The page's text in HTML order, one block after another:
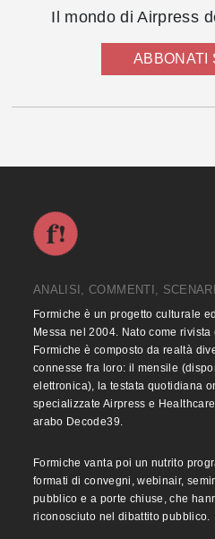
Il mondo di Airpress
ABBONATI
ANALISI, COMMENTI, SCENARI
Formiche è un progetto culturale
Messa nel 2004. Nato come
Formiche è composto da realtà
connesse fra loro: il mensile
elettronica), la testata quotidiana
specializzate Airpress e
arabo Decode39.
Formiche vanta poi un nutrito
formati di convegni, webinair,
pubblico e a porte chiuse, che
riconosciuto nel dibattito pubblico.